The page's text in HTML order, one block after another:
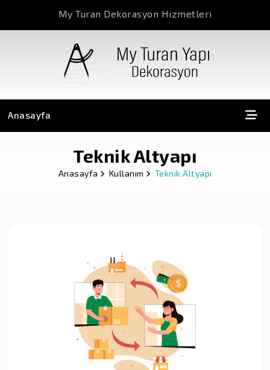
My Turan Dekorasyon Hizmetleri
Anasayfa
Teknik Altyapı
Anasayfa Kullanım Teknik Altyapı